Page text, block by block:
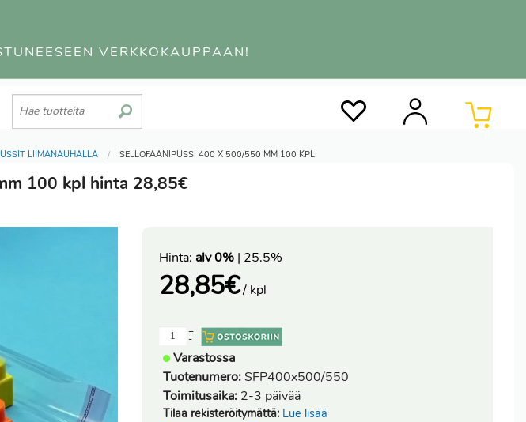
VERKKOKAUPPAAN!
LIIMANAUHALLA SELLOFAANIPUSSI 400 X 500/550 MM 100 KPL
100 kpl hinta 28,85€
Hinta: alv 0% | 25.5%
28,85€/ kpl
-
+
Varastossa
Tuotenumero:SFP400x500/550
Toimitusaika: 2-3 päivää
Tilaa rekisteröitymättä: Lue lisää